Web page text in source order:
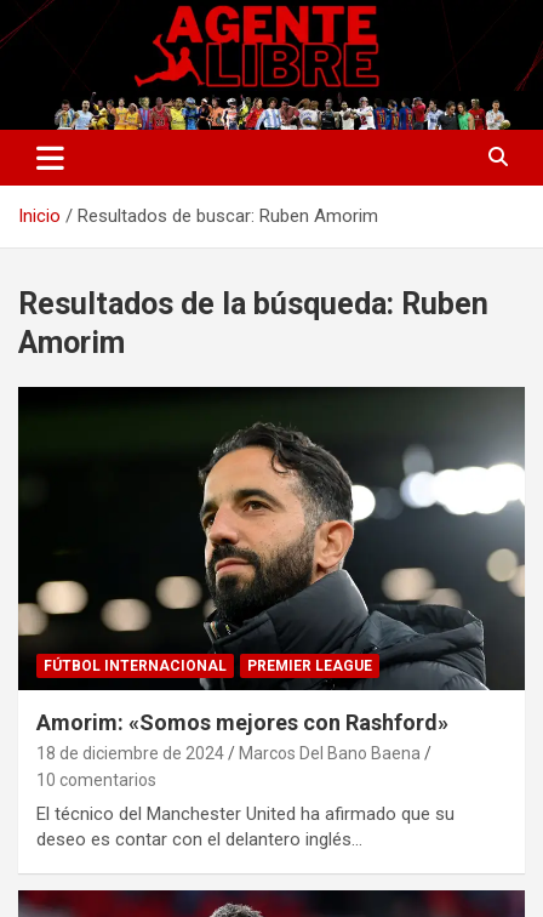
Saltar
al
Agente Libre Digital
La nueva generación del periodismo deportivo.
Inicio Resultados de buscar: Ruben Amorim
Resultados de la búsqueda: Ruben
Amorim
FÚTBOL INTERNACIONAL PREMIER LEAGUE
Amorim: «Somos mejores con Rashford»
18 de diciembre de 2024
Marcos Del Bano Baena
10 comentarios
El técnico del Manchester United ha afirmado que su
deseo es contar con el delantero inglés…